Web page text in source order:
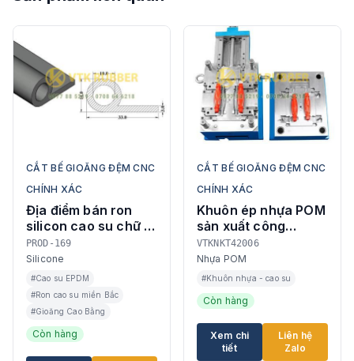
CẮT BẾ GIOĂNG ĐỆM CNC
CHÍNH XÁC
Địa điểm bán ron
silicon cao su chữ P
ở Cao Bằng
PROD-169
Silicone
#Cao su EPDM
#Ron cao su miền Bắc
#Gioăng Cao Bằng
Còn hàng
CẮT BẾ GIOĂNG ĐỆM CNC
CHÍNH XÁC
Khuôn ép nhựa POM
sản xuất công
nghiệp
VTKNKT42006
Nhựa POM
#Khuôn nhựa - cao su
Còn hàng
Xem chi
tiết
Liên hệ
Zalo